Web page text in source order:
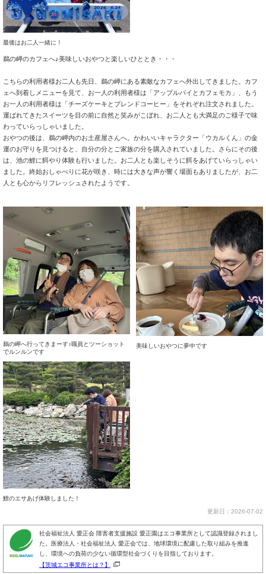
最後はお二人一緒に！
鵜の岬のカフェへ♪美味しいおやつと楽しいひととき・・・
こちらの利用者様お二人も先日、鵜の岬にある素敵なカフェへ外出してきました。カフ
ェへ到着しメニューを見て、お一人の利用者様は「アップルパイとカフェモカ」、もう
お一人の利用者様は「チーズケーキとブレンドコーヒー」をそれぞれ注文されました。
運ばれてきたスイーツを目の前に自然と笑みがこぼれ、お二人とも大満足のご様子で味
わっていらっしゃいました。
おやつの後は、鵜の岬内のお土産屋さんへ。かわいいキャラクター「ウカルくん」の金
運のお守りを見つけると、自分の分とご家族の分を購入されていました。さらにその後
は、池の鯉に餌やり体験も行いました。お二人とも楽しそうに餌をあげていらっしゃい
ました。終始おしゃべりに花が咲き、時には大きな声が響く場面もありましたが、お二
人とも心からリフレッシュされたようです。
鵜の岬へ行ってきまーす♪職員とツーショット
でルンルンです
美味しいおやつに夢中です
鯉のエサあげ体験しました！
更新日：2026-07-02
社会福祉法人 愛正会 障害者支援施設 愛正園はエコ事業所として認識登録されまし
た。医療法人・社会福祉法人 愛正会では、地球環境に配慮した取り組みを推進
し、環境への負荷の少ない循環型社会づくりを目指しております。
【茨城エコ事業所とは？】